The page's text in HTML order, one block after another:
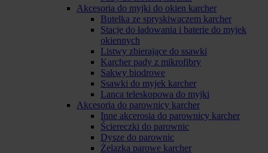
Akcesoria do myjki do okien karcher
Butelka ze spryskiwaczem karcher
Stacje do ładowania i baterie do myjek
okiennych
Listwy zbierające do ssawki
Karcher pady z mikrofibry
Sakwy biodrowe
Ssawki do myjek karcher
Lanca teleskopowa do myjki
Akcesoria do parownicy karcher
Inne akcerosia do parownicy karcher
Ściereczki do parownic
Dysze do parownic
Żelazka parowe karcher